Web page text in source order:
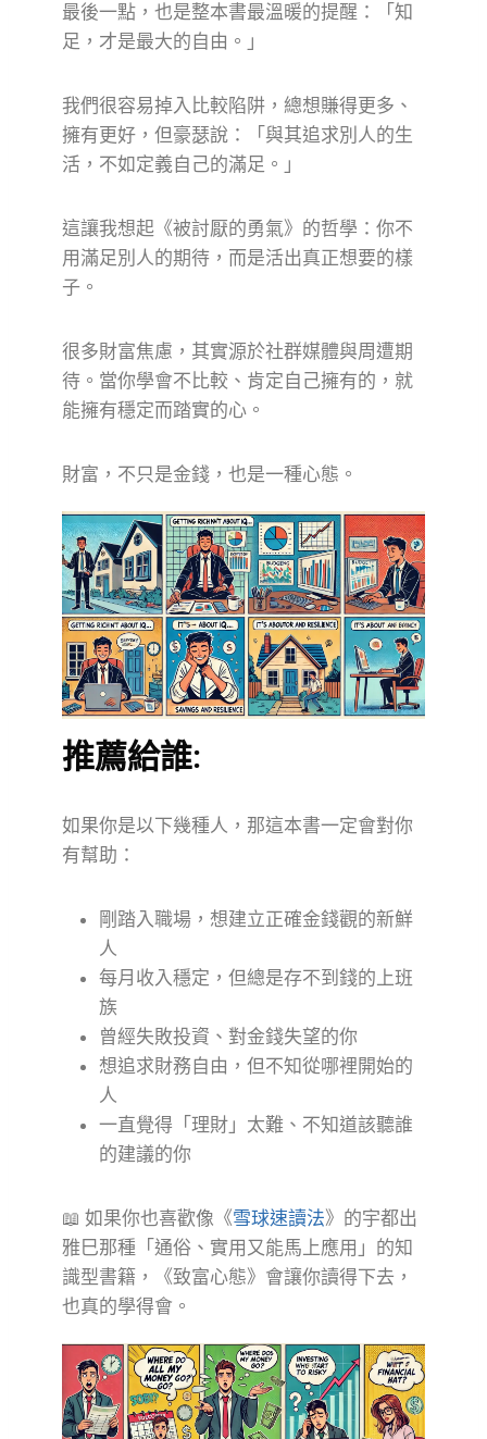
最後一點，也是整本書最溫暖的提醒：「知
足，才是最大的自由。」
我們很容易掉入比較陷阱，總想賺得更多、
擁有更好，但豪瑟說：「與其追求別人的生
活，不如定義自己的滿足。」
這讓我想起《被討厭的勇氣》的哲學：你不
用滿足別人的期待，而是活出真正想要的樣
子。
很多財富焦慮，其實源於社群媒體與周遭期
待。當你學會不比較、肯定自己擁有的，就
能擁有穩定而踏實的心。
財富，不只是金錢，也是一種心態。
推薦給誰:
如果你是以下幾種人，那這本書一定會對你
有幫助：
剛踏入職場，想建立正確金錢觀的新鮮
人
每月收入穩定，但總是存不到錢的上班
族
曾經失敗投資、對金錢失望的你
想追求財務自由，但不知從哪裡開始的
人
一直覺得「理財」太難、不知道該聽誰
的建議的你
📖 如果你也喜歡像《雪球速讀法》的宇都出
雅巳那種「通俗、實用又能馬上應用」的知
識型書籍，《致富心態》會讓你讀得下去，
也真的學得會。